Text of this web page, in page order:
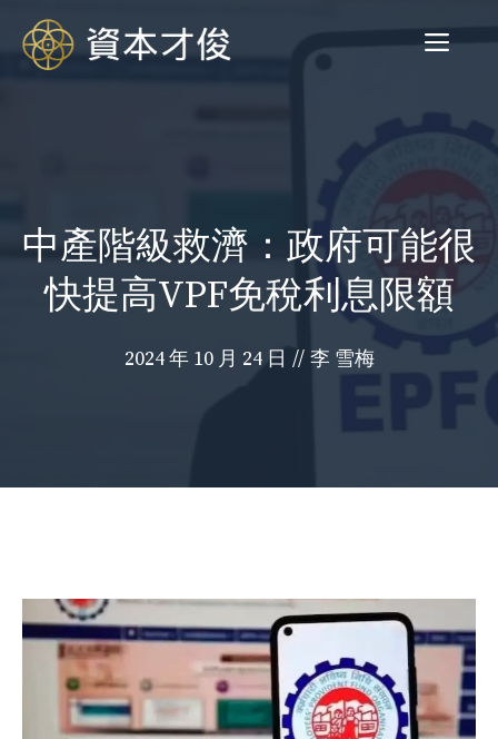
菜
中產階級救濟：政府可能很
快提高VPF免稅利息限額
2024 年 10 月 24 日 // 李 雪梅